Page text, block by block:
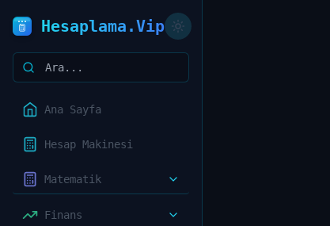
Hesaplama.Vip
Ana Sayfa
Hesap Makinesi
Matematik
Finans